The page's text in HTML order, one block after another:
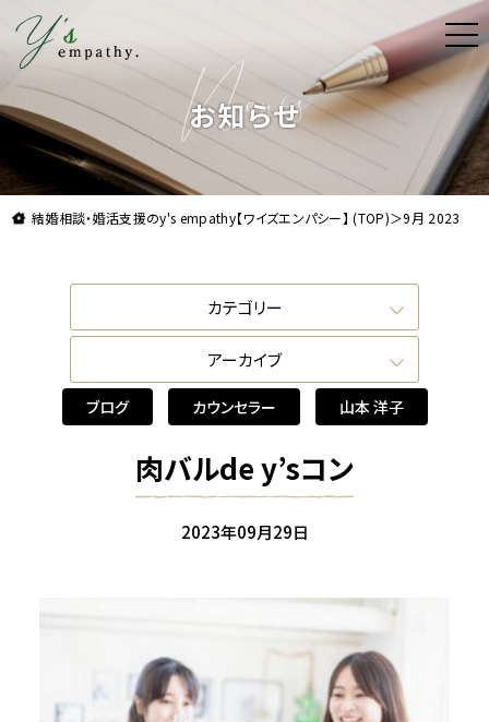
理想よりも理想の結婚をお届け。結婚相談・
お知らせ
結婚相談・婚活支援のy's empathy【ワイズエンパシー】 (TOP)＞9月 2023
カテゴリー
ブログ
カウンセラー
山本 洋子
羽出 梓
宮本 弥子
川村 なつき
アーカイブ
2025年10月
2024年1月
2023年11月
2023年9月
2023年7月
2023年5月
2023年4月
2022年7月
ブログ カウンセラー 山本 洋子
肉バルde y’sコン
2023年09月29日
t
o
g
e
n
a
v
i
g